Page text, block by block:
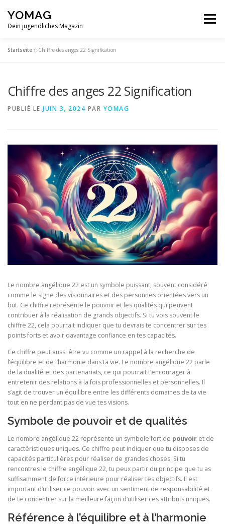
contenu
YOMAG
Dein jugendliches Magazin
Menu
Startseite »Chiffre des anges 22 Signification
Chiffre des anges 22 Signification
PUBLIÉ LE JUIN 3, 2024 PAR YOMAG
Le nombre angélique 22 est un symbole puissant, souvent considéré
comme le signe des visionnaires et des personnes orientées vers un
but. Ce chiffre représente le pouvoir et les qualités qui peuvent
contribuer à la réalisation de grands objectifs. Si tu vois souvent le
chiffre 22, cela pourrait indiquer que tu devrais te concentrer sur tes
points forts et avoir davantage confiance en tes capacités.
Ce chiffre peut aussi être vu comme un rappel à la recherche de
l’équilibre et de l’harmonie dans ta vie. Le nombre angélique 22 parle
de la dualité et des partenariats, ce qui pourrait t’encourager à
entretenir des relations à la fois professionnelles et personnelles. Il
s’agit de trouver un équilibre entre les différents domaines de ta vie
tout en ne perdant pas de vue tes visions.
Symbole de pouvoir et de qualités
Le nombre angélique 22 représente un symbole fort de pouvoir et de
caractéristiques uniques. Ce chiffre peut indiquer que tu disposes de
capacités particulières pour réaliser de grandes choses. Si tu
rencontres le chiffre angélique 22, tu peux partir du principe que tu as
suffisamment de force intérieure pour réaliser tes objectifs. Il est
important d’utiliser ce pouvoir avec un sentiment de responsabilité et
de te concentrer sur la meilleure façon d’utiliser ces attributs uniques.
Référence à l’équilibre et à l’harmonie